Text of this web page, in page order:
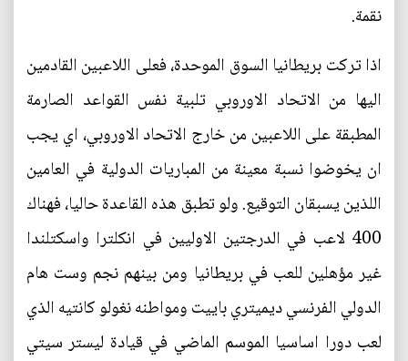
نقمة.
اذا تركت بريطانيا السوق الموحدة، فعلى اللاعبين القادمين
اليها من الاتحاد الاوروبي تلبية نفس القواعد الصارمة
المطبقة على اللاعبين من خارج الاتحاد الاوروبي، اي يجب
ان يخوضوا نسبة معينة من المباريات الدولية في العامين
اللذين يسبقان التوقيع. ولو تطبق هذه القاعدة حاليا، فهناك
400 لاعب في الدرجتين الاوليين في انكلترا واسكتلندا
غير مؤهلين للعب في بريطانيا ومن بينهم نجم وست هام
الدولي الفرنسي ديميتري باييت ومواطنه نغولو كانتيه الذي
لعب دورا اساسيا الموسم الماضي في قيادة ليستر سيتي